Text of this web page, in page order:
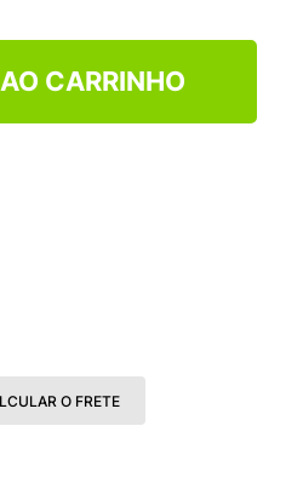
CARRINHO
O FRETE